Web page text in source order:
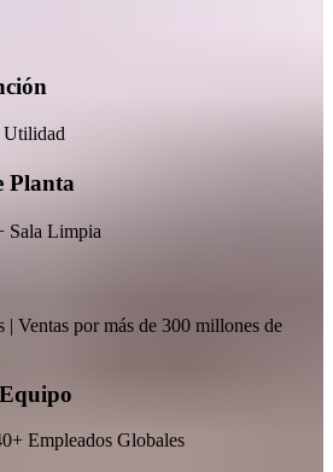
Utilidad
Planta
Sala Limpia
Ventas por más de 300 millones de
Empleados Globales